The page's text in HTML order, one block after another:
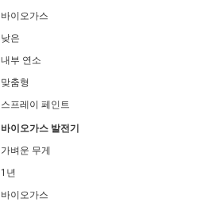
바이오가스
낮은
내부 연소
맞춤형
스프레이 페인트
바이오가스 발전기
가벼운 무게
1년
바이오가스